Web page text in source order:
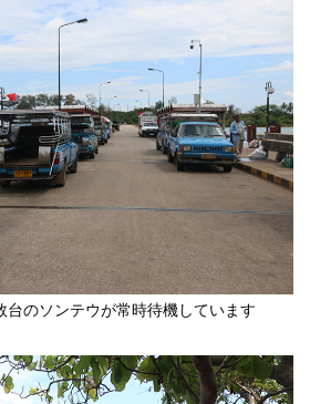
台のソンテウが常時待機しています